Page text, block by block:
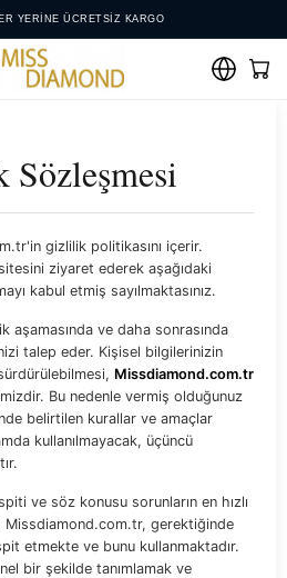
YERINE ÜCRETSIZ KARGO
VARAN TAKSITLER
VE DEĞIŞIM KOŞULLARI
gizlilik politikasını içerir.
ziyaret ederek aşağıdaki
kabul etmiş sayılmaktasınız.
aşamasında ve daha sonrasında
talep eder. Kişisel bilgilerinizin
Missdiamond.com.tr
Bu nedenle vermiş olduğunuz
belirtilen kurallar ve amaçlar
kullanılmayacak, üçüncü
ve söz konusu sorunların en hızlı
Missdiamond.com.tr, gerektiğinde
etmekte ve bunu kullanmaktadır.
bir şekilde tanımlamak ve